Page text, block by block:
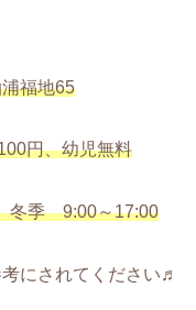
福地65
円、幼児無料
季 9:00～17:00
にされてください♬